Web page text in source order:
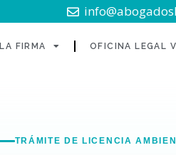
LA FIRMA OFICINA LEGAL
TRÁMITE DE LICENCIA